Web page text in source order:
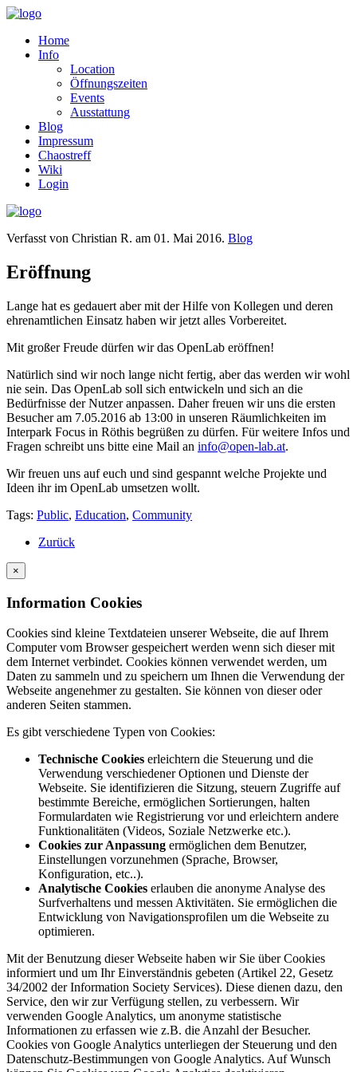
Home
Info
Location
Öffnungszeiten
Events
Ausstattung
Blog
Impressum
Chaostreff
Wiki
Login
Verfasst von Christian R. am 01. Mai 2016. Blog
Eröffnung
Lange hat es gedauert aber mit der Hilfe von Kollegen und deren
ehrenamtlichen Einsatz haben wir jetzt alles Vorbereitet.
Mit großer Freude dürfen wir das OpenLab eröffnen!
Natürlich sind wir noch lange nicht fertig, aber das werden wir wohl
nie sein. Das OpenLab soll sich entwickeln und sich an die
Bedürfnisse der Nutzer anpassen. Daher freuen wir uns die ersten
Besucher am 7.05.2016 ab 13:00 in unseren Räumlichkeiten im
Interpark Focus in Röthis begrüßen zu dürfen. Für weitere Infos und
Fragen schreibt uns bitte eine Mail an info@open-lab.at.
Wir freuen uns auf euch und sind gespannt welche Projekte und
Ideen ihr im OpenLab umsetzen wollt.
Tags: Public, Education, Community
Zurück
×
Information Cookies
Cookies sind kleine Textdateien unserer Webseite, die auf Ihrem
Computer vom Browser gespeichert werden wenn sich dieser mit
dem Internet verbindet. Cookies können verwendet werden, um
Daten zu sammeln und zu speichern um Ihnen die Verwendung der
Webseite angenehmer zu gestalten. Sie können von dieser oder
anderen Seiten stammen.
Es gibt verschiedene Typen von Cookies:
Technische Cookies erleichtern die Steuerung und die
Verwendung verschiedener Optionen und Dienste der
Webseite. Sie identifizieren die Sitzung, steuern Zugriffe auf
bestimmte Bereiche, ermöglichen Sortierungen, halten
Formulardaten wie Registrierung vor und erleichtern andere
Funktionalitäten (Videos, Soziale Netzwerke etc.).
Cookies zur Anpassung ermöglichen dem Benutzer,
Einstellungen vorzunehmen (Sprache, Browser,
Konfiguration, etc..).
Analytische Cookies erlauben die anonyme Analyse des
Surfverhaltens und messen Aktivitäten. Sie ermöglichen die
Entwicklung von Navigationsprofilen um die Webseite zu
optimieren.
Mit der Benutzung dieser Webseite haben wir Sie über Cookies
informiert und um Ihr Einverständnis gebeten (Artikel 22, Gesetz
34/2002 der Information Society Services). Diese dienen dazu, den
Service, den wir zur Verfügung stellen, zu verbessern. Wir
verwenden Google Analytics, um anonyme statistische
Informationen zu erfassen wie z.B. die Anzahl der Besucher.
Cookies von Google Analytics unterliegen der Steuerung und den
Datenschutz-Bestimmungen von Google Analytics. Auf Wunsch